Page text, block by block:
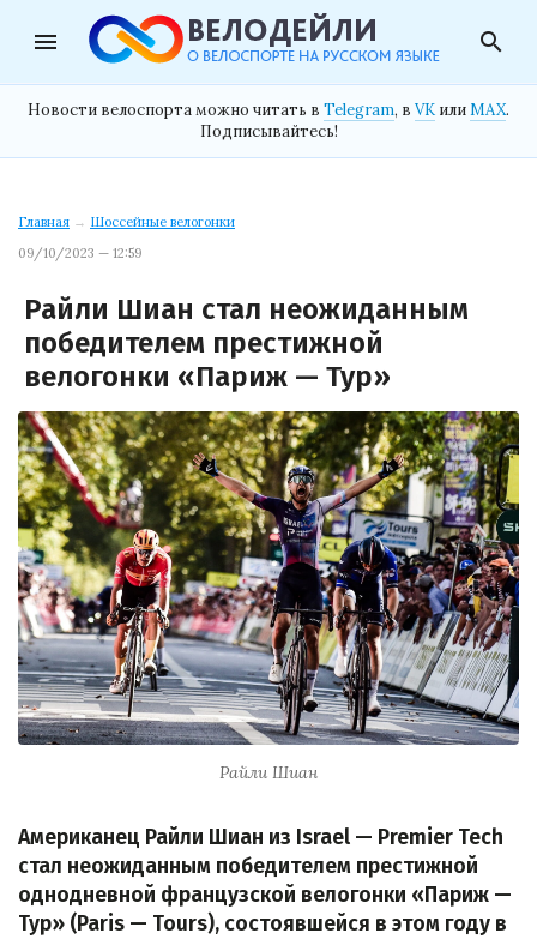
menu search
Новости велоспорта можно читать в Telegram, в VK илиMAX.
Подписывайтесь!
Главная → Шоссейные велогонки
09/10/2023 — 12:59
Райли Шиан стал неожиданным
победителем престижной
велогонки «Париж — Тур»
Райли Шиан
Американец Райли Шиан из Israel — Premier Tech
стал неожиданным победителем престижной
однодневной французской велогонки «Париж —
Тур» (Paris — Tours), состоявшейся в этом году в